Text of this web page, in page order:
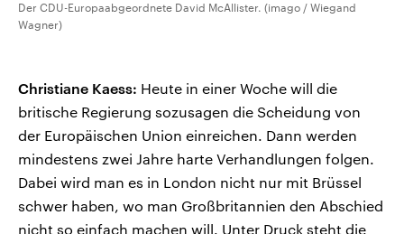
Der CDU-Europaabgeordnete David McAllister. (imago / Wiegand
Wagner)
Christiane Kaess: Heute in einer Woche will die
britische Regierung sozusagen die Scheidung von
der Europäischen Union einreichen. Dann werden
mindestens zwei Jahre harte Verhandlungen folgen.
Dabei wird man es in London nicht nur mit Brüssel
schwer haben, wo man Großbritannien den Abschied
nicht so einfach machen will. Unter Druck steht die